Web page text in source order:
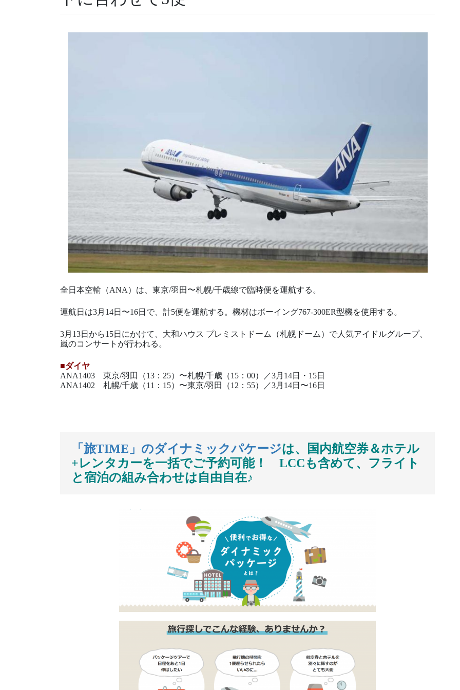
全日本空輸（ANA）は、東京/羽田〜札幌/千歳線で臨時便を運航する。
運航日は3月14日〜16日で、計5便を運航する。機材はボーイング767-300ER型機を使用する。
3月13日から15日にかけて、大和ハウス プレミストドーム（札幌ドーム）で人気アイドルグループ、
嵐のコンサートが行われる。
■ダイヤ
ANA1403 東京/羽田（13：25）〜札幌/千歳（15：00）／3月14日・15日
ANA1402 札幌/千歳（11：15）〜東京/羽田（12：55）／3月14日〜16日
「旅TIME」のダイナミックパケージは、国内航空券＆ホテル
+レンタカーを一括でご予約可能！ LCCも含めて、フライト
と宿泊の組み合わせは自由自在♪